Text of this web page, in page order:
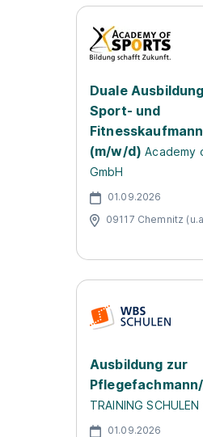
Duale
Sport- und
(m/w/d) Academy
GmbH
01.09.2026
09117 Chemnitz
Ausbildung zur
TRAINING
01.09.2026